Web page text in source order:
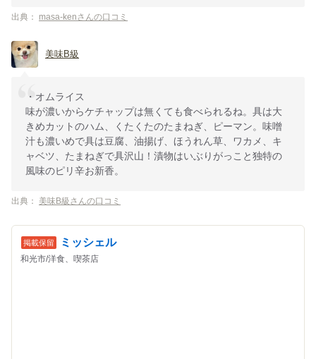
出典： masa-kenさんの口コミ
美味B級
・オムライス
味が濃いからケチャップは無くても食べられるね。具は大
きめカットのハム、くたくたのたまねぎ、ピーマン。味噌
汁も濃いめで具は豆腐、油揚げ、ほうれん草、ワカメ、キ
ャベツ、たまねぎで具沢山！漬物はいぶりがっこと独特の
風味のピリ辛お新香。
出典： 美味B級さんの口コミ
ミッシェル
和光市/洋食、喫茶店